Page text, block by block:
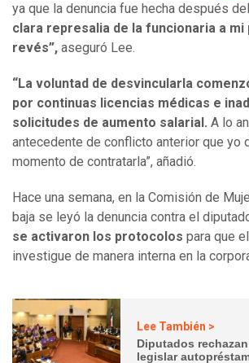
ya que la denuncia fue hecha después
clara represalia de la funcionaria a mi
revés”, aseguró Lee.
“La voluntad de desvincularla
por continuas licencias médicas e
solicitudes de aumento salarial. A lo
antecedente de conflicto anterior que yo
momento de contratarla”, añadió.
Hace una semana, en la Comisión de
baja se leyó la denuncia contra el
se activaron los protocolos para que
investigue de manera interna en la
Lee También >
Diputados
legislar